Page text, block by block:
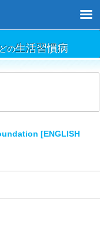
の生活習慣病
[ENGLISH